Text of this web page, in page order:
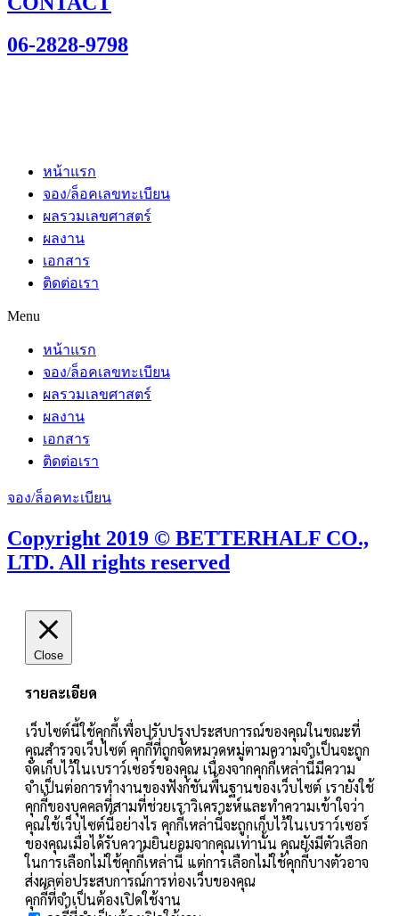
06-2828-9798
หน้าแรก
จอง/ล็อคเลขทะเบียน
ผลรวมเลขศาสตร์
ผลงาน
เอกสาร
ติดต่อเรา
Menu
หน้าแรก
จอง/ล็อคเลขทะเบียน
ผลรวมเลขศาสตร์
ผลงาน
เอกสาร
ติดต่อเรา
จอง/ล็อคทะเบียน
Copyright 2019 © BETTERHALF CO.,
LTD. All rights reserved
Close
รายละเอียด
เว็บไซต์นี้ใช้คุกกี้เพื่อปรับปรุงประสบการณ์ของคุณในขณะที่
คุณสำรวจเว็บไซต์ คุกกี้ที่ถูกจัดหมวดหมู่ตามความจำเป็นจะถูก
จัดเก็บไว้ในเบราว์เซอร์ของคุณ เนื่องจากคุกกี้เหล่านี้มีความ
จำเป็นต่อการทำงานของฟังก์ชันพื้นฐานของเว็บไซต์ เรายังใช้
คุกกี้ของบุคคลที่สามที่ช่วยเราวิเคราะห์และทำความเข้าใจว่า
คุณใช้เว็บไซต์นี้อย่างไร คุกกี้เหล่านี้จะถูกเก็บไว้ในเบราว์เซอร์
ของคุณเมื่อได้รับความยินยอมจากคุณเท่านั้น คุณยังมีตัวเลือก
ในการเลือกไม่ใช้คุกกี้เหล่านี้ แต่การเลือกไม่ใช้คุกกี้บางตัวอาจ
ส่งผลต่อประสบการณ์การท่องเว็บของคุณ
คุกกี้ที่จำเป็นต้องเปิดใช้งาน